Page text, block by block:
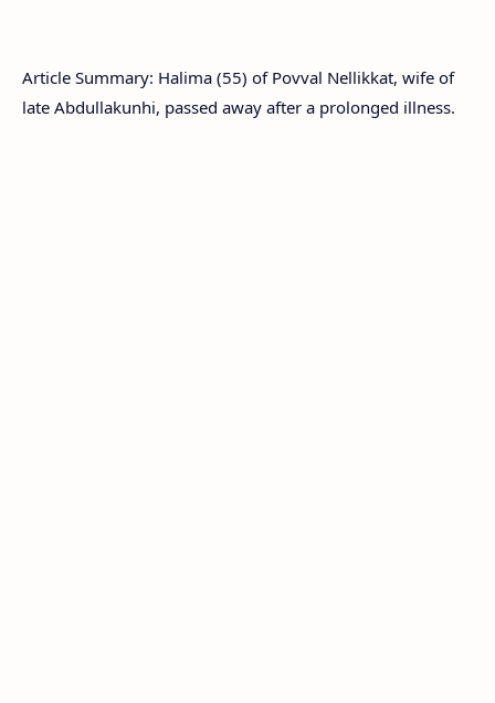
Article Summary: Halima (55) of Povval Nellikkat, wife of
late Abdullakunhi, passed away after a prolonged illness.